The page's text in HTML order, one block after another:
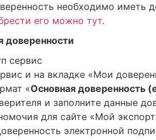
необходимо иметь
его можно тут.
доверенности
сервис
и на вкладке «Мои
«Основная доверенность
и заполните данные
для сайте «Мой
электронной